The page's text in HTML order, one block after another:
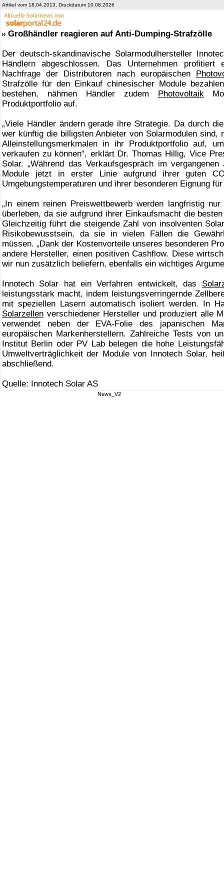
Artikel vom 18.04.2013, Druckdatum 10.08.2026
Großhändler reagieren auf Anti-Dumping-Strafzölle
Der deutsch-skandinavische Solarmodulhersteller
Händlern abgeschlossen. Das Unternehmen
Nachfrage der Distributoren nach europäischen
Strafzölle für den Einkauf chinesischer Module
bestehen, nähmen Händler zudem Photovoltaik
Produktportfolio auf.
„Viele Händler ändern gerade ihre Strategie. Da durch
wer künftig die billigsten Anbieter von Solarmodulen
Alleinstellungsmerkmalen in ihr Produktportfolio auf,
verkaufen zu können“, erklärt Dr. Thomas Hillig, Vice
Solar. „Während das Verkaufsgespräch im
Module jetzt in erster Linie aufgrund ihrer guten
Umgebungstemperaturen und ihrer besonderen Eignung
„In einem reinen Preiswettbewerb werden langfristig
überleben, da sie aufgrund ihrer Einkaufsmacht die
Gleichzeitig führt die steigende Zahl von insolventen
Risikobewusstsein, da sie in vielen Fällen die
müssen. „Dank der Kostenvorteile unseres besonderen
andere Hersteller, einen positiven Cashflow. Diese
wir nun zusätzlich beliefern, ebenfalls ein wichtiges
Innotech Solar hat ein Verfahren entwickelt, das
leistungsstark macht, indem leistungsverringernde
mit speziellen Lasern automatisch isoliert werden. In
Solarzellen verschiedener Hersteller und produziert alle
verwendet neben der EVA-Folie des japanischen
europäischen Markenherstellern. Zahlreiche Tests von
Institut Berlin oder PV Lab belegen die hohe
Umweltverträglichkeit der Module von Innotech Solar,
abschließend.
Quelle: Innotech Solar AS
News_V2